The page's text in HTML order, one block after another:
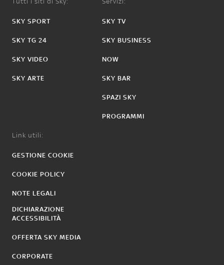
SKY SPORT
SKY TG 24
SKY VIDEO
SKY ARTE
SKY TV
SKY BUSINESS
NOW
SKY BAR
SPAZI SKY
PROGRAMMI
Link utili:
GESTIONE COOKIE
COOKIE POLICY
NOTE LEGALI
DICHIARAZIONE
ACCESSIBILITÀ
OFFERTA SKY MEDIA
CORPORATE